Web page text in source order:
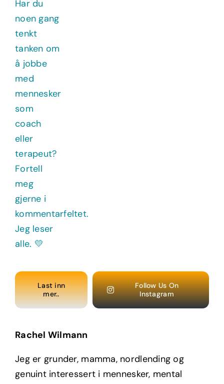
Last inn
mer..
Follow Us On
Instagram
Rachel Wilmann
Jeg er grunder, mamma, nordlending og
genuint interessert i mennesker, mental